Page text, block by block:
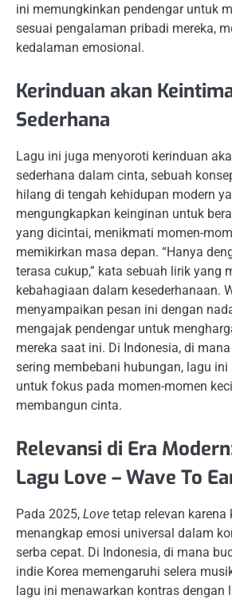
ini memungkinkan pendengar untuk
sesuai pengalaman pribadi mereka,
kedalaman emosional.
Kerinduan akan
Sederhana
Lagu ini juga menyoroti kerinduan
sederhana dalam cinta, sebuah
hilang di tengah kehidupan modern
mengungkapkan keinginan untuk
yang dicintai, menikmati momen-
memikirkan masa depan. “Hanya
terasa cukup,” kata sebuah lirik yang
kebahagiaan dalam kesederhanaan.
menyampaikan pesan ini dengan
mengajak pendengar untuk
mereka saat ini. Di Indonesia, di
sering membebani hubungan, lagu
untuk fokus pada momen-momen
membangun cinta.
Relevansi di Era
Lagu Love – Wave To
Pada 2025, Love tetap relevan karena
menangkap emosi universal dalam
serba cepat. Di Indonesia, di mana
indie Korea memengaruhi selera
lagu ini menawarkan kontras dengan